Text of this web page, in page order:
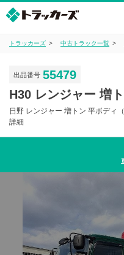
トラッカーズ 中古トラック一覧
出品番号 55479
H30 レンジャー 増
日野 レンジャー 増トン 平ボディ
詳細